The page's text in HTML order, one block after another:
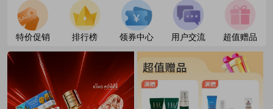
特价促销 排行榜 领券中心 用户交流 超值赠品